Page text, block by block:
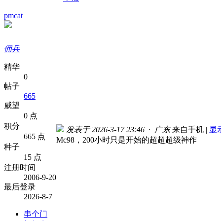
pmcat
佣兵
精华
0
帖子
665
威望
0 点
积分
665 点
种子
15 点
注册时间
2006-9-20
最后登录
2026-8-7
串个门
发表于 2026-3-17 23:46 · 广东 来自手机 | 显
Mc98，200小时只是开始的超超超级神作